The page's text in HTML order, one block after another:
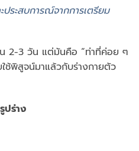
ระสบการณ์จากการเตรียม
น 2-3 วัน แต่มันคือ “ท่าที่ค่อย ๆ
ใช้พิสูจน์มาแล้วกับร่างกายตัว
ปร่าง